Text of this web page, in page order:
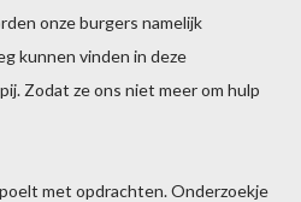
onze burgers namelijk
kunnen vinden in deze
Zodat ze ons niet meer om hulp
met opdrachten. Onderzoekje